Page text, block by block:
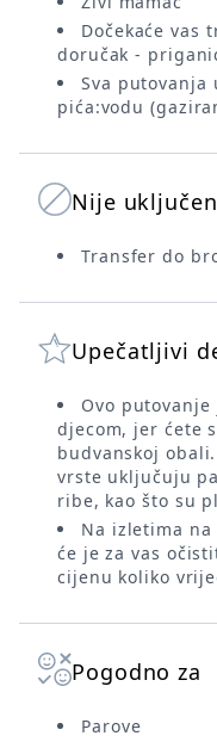
Dočekaće vas
doručak -
Sva putovanja
pića:vodu
Nije
Transfer do
Upečatljivi
Ovo
djecom, jer ćete
budvanskoj
vrste uključuju
ribe, kao što su
Na izletima
će je za vas
cijenu koliko
Pogodno za
Parove